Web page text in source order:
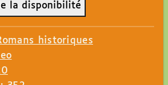
la disponibilité
historiques